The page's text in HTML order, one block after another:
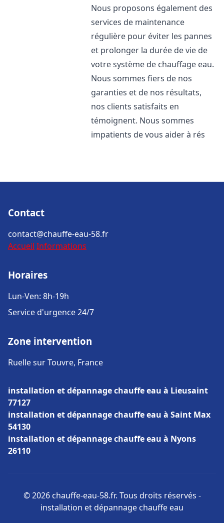
Nous proposons également des
services de maintenance
régulière pour éviter les pannes
et prolonger la durée de vie de
votre système de chauffage eau.
Nous sommes fiers de nos
garanties et de nos résultats,
nos clients satisfaits en
témoignent. Nous sommes
impatients de vous aider à rés
Contact
contact@chauffe-eau-58.fr
Accueil Informations
Horaires
Lun-Ven: 8h-19h
Service d'urgence 24/7
Zone intervention
Ruelle sur Touvre, France
installation et dépannage chauffe eau à Lieusaint
77127
installation et dépannage chauffe eau à Saint Max
54130
installation et dépannage chauffe eau à Nyons
26110
© 2026 chauffe-eau-58.fr. Tous droits réservés -
installation et dépannage chauffe eau